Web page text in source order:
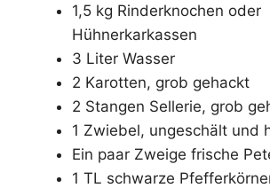
1,5 kg Rinderknochen oder
Hühnerkarkassen
3 Liter Wasser
2 Karotten, grob gehackt
2 Stangen Sellerie, grob
1 Zwiebel, ungeschält und
Ein paar Zweige frische
1 TL schwarze